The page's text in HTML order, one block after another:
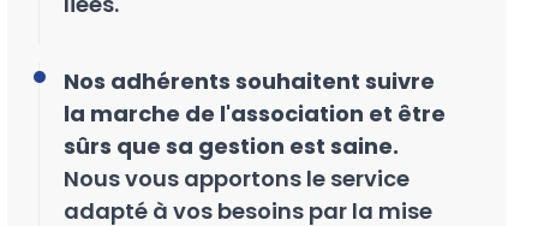
Nos adhérents souhaitent suivre
la marche de l'association et être
sûrs que sa gestion est saine.
Nous vous apportons le service
adapté à vos besoins par la mise